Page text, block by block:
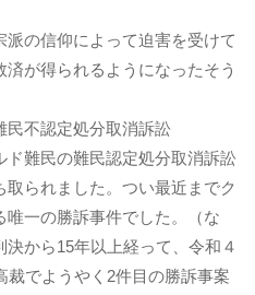
派の信仰によって迫害を受けて
済が得られるようになったそう
民不認定処分取消訴訟
ド難民の難民認定処分取消訴訟
取られました。つい最近までク
唯一の勝訴事件でした。（な
決から15年以上経って、令和４
裁でようやく2件目の勝訴事案